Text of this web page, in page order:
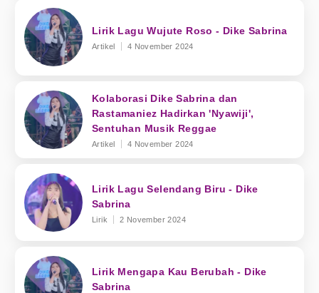
Lirik Lagu Wujute Roso - Dike Sabrina
Artikel 4 November 2024
Kolaborasi Dike Sabrina dan
Rastamaniez Hadirkan 'Nyawiji',
Sentuhan Musik Reggae
Artikel 4 November 2024
Lirik Lagu Selendang Biru - Dike
Sabrina
Lirik 2 November 2024
Lirik Mengapa Kau Berubah - Dike
Sabrina